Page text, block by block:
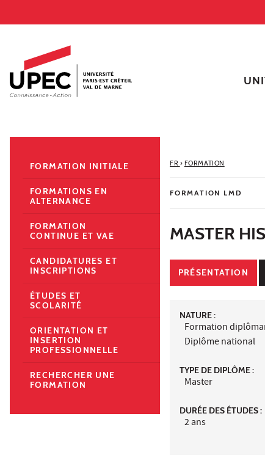
Accès directs
Recherche
Navigation secondaire
FR › FORMATION
FORMATION LMD
MASTER
PRÉSENTATION
NATURE :
Formation
Diplôme national
TYPE DE DIPLÔME :
Master
DURÉE DES ÉTUDES :
2 ans
FORMATION INITIALE
FORMATIONS EN
ALTERNANCE
FORMATION
CONTINUE ET VAE
CANDIDATURES ET
INSCRIPTIONS
ÉTUDES ET
SCOLARITÉ
ORIENTATION ET
INSERTION
PROFESSIONNELLE
RECHERCHER UNE
FORMATION